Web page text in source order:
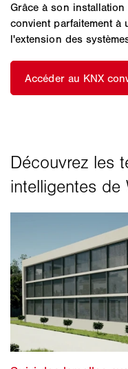
Grâce à son
convient parfaitement
l'extension des